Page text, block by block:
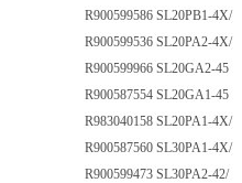
R900599586 SL20PB1-4X/
R900599536 SL20PA2-4X/
R900599966 SL20GA2-45
R900587554 SL20GA1-45
R983040158 SL20PA1-4X/
R900587560 SL30PA1-4X/
R900599473 SL30PA2-42/